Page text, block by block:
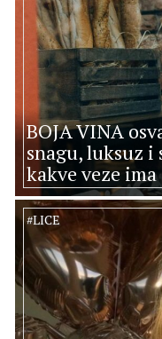
BOJA VINA
snagu, luksuz i
kakve veze
#LICE